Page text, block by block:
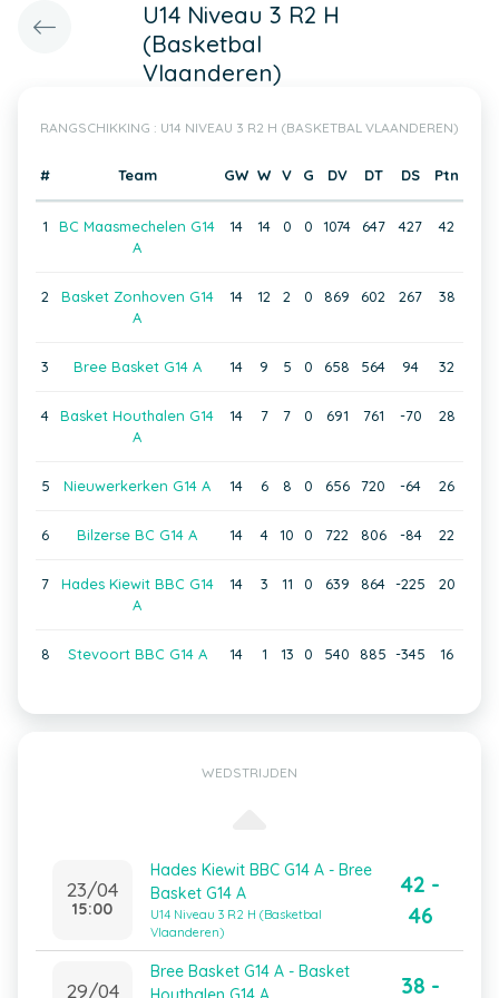
U14 Niveau 3 R2 H
(Basketbal
Vlaanderen)
RANGSCHIKKING : U14 NIVEAU 3 R2 H (BASKETBAL VLAANDEREN)
# Team GW W V G DV DT DS Ptn
1
BC Maasmechelen G14
A
14 14 0 0 1074 647 427 42
2
Basket Zonhoven G14
A
14 12 2 0 869 602 267 38
3 Bree Basket G14 A 14 9 5 0 658 564 94 32
4
Basket Houthalen G14
A
14 7 7 0 691 761 -70 28
5 Nieuwerkerken G14 A 14 6 8 0 656 720 -64 26
6 Bilzerse BC G14 A 14 4 10 0 722 806 -84 22
7
Hades Kiewit BBC G14
A
14 3 11 0 639 864 -225 20
8 Stevoort BBC G14 A 14 1 13 0 540 885 -345 16
WEDSTRIJDEN
23/04
15:00
Hades Kiewit BBC G14 A - Bree
Basket G14 A
U14 Niveau 3 R2 H (Basketbal
Vlaanderen)
42 -
46
29/04
Bree Basket G14 A - Basket
38 -